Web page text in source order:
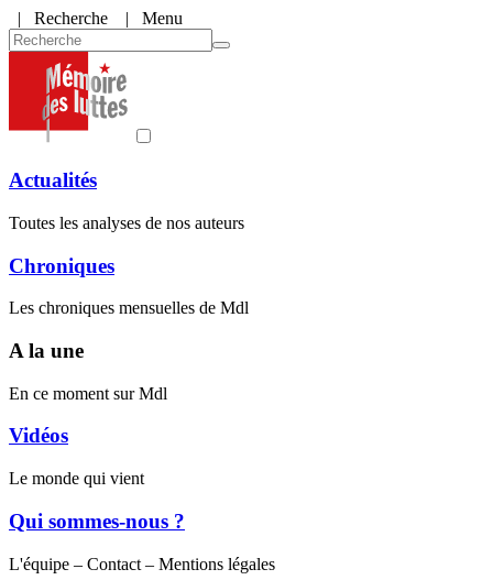
| Recherche | Menu
Actualités
Toutes les analyses de nos auteurs
Chroniques
Les chroniques mensuelles de Mdl
A la une
En ce moment sur Mdl
Vidéos
Le monde qui vient
Qui sommes-nous ?
L'équipe – Contact – Mentions légales